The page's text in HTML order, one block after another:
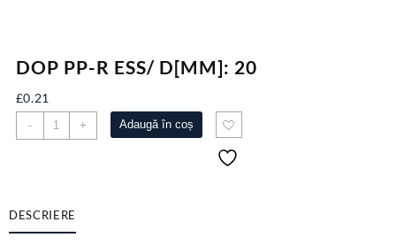
DOP PP-R ESS/ D[MM]: 20
£0.21
-
Cantitate
DOP
D[MM]:
20
+ Adaugă în coș
DESCRIERE